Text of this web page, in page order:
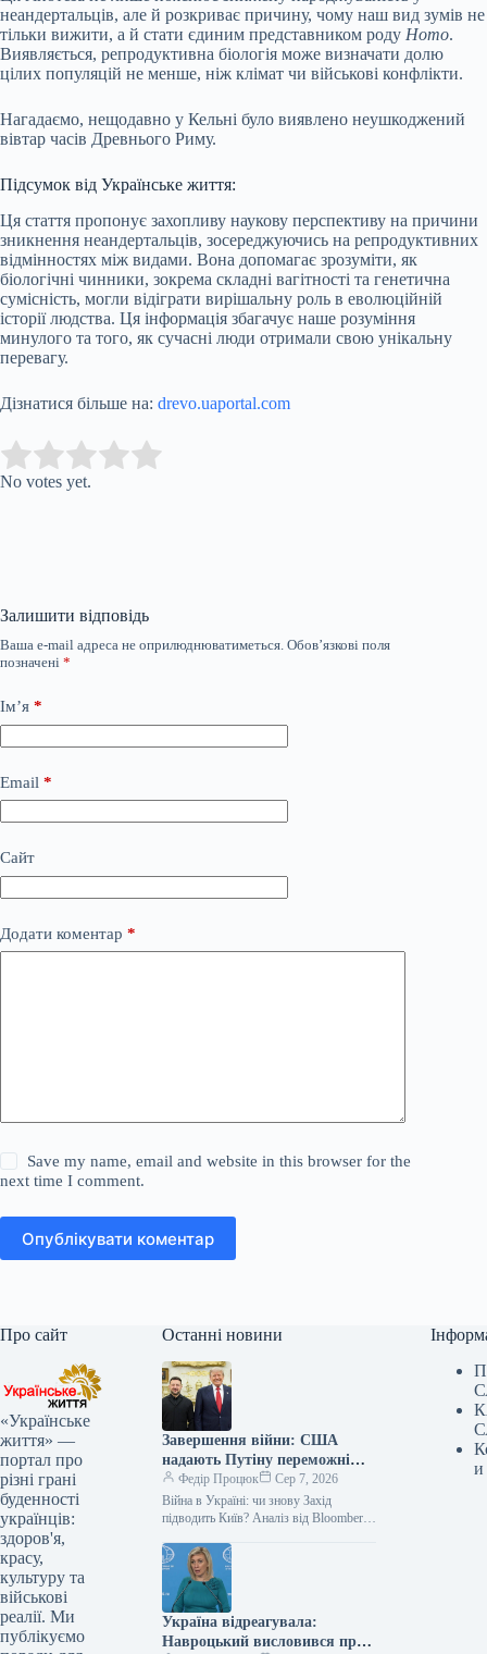
неандертальців, але й розкриває причину, чому наш вид зумів не
тільки вижити, а й стати єдиним представником роду Homo.
Виявляється, репродуктивна біологія може визначати долю
цілих популяцій не менше, ніж клімат чи військові конфлікти.
Нагадаємо, нещодавно у Кельні було виявлено неушкоджений
вівтар часів Древнього Риму.
Підсумок від Українське життя:
Ця стаття пропонує захопливу наукову перспективу на причини
зникнення неандертальців, зосереджуючись на репродуктивних
відмінностях між видами. Вона допомагає зрозуміти, як
біологічні чинники, зокрема складні вагітності та генетична
сумісність, могли відіграти вирішальну роль в еволюційній
історії людства. Ця інформація збагачує наше розуміння
минулого та того, як сучасні люди отримали свою унікальну
перевагу.
Дізнатися більше на: drevo.uaportal.com
Rate this item:
No votes yet.
Залишити відповідь
Ваша e-mail адреса не оприлюднюватиметься. Обов’язкові поля
позначені *
Ім’я *
Email *
Сайт
Додати коментар *
Save my name, email and website in this browser for the
next time I comment.
Опублікувати коментар
Про сайт
«Українське
життя» —
портал про
різні грані
буденності
українців:
здоров'я,
красу,
культуру та
військові
реалії. Ми
публікуємо
Останні новини
Завершення війни: США
надають Путіну переможні
позиції
Федір Процюк
Сер 7, 2026
Війна в Україні: чи знову Захід
підводить Київ? Аналіз від Bloomberg
період, Україні вдалося зупинити
російський…
Україна відреагувала:
Навроцький висловився про
и